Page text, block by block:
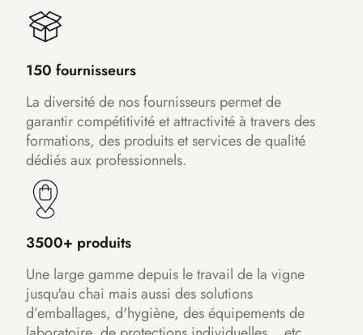
150 fournisseurs
La diversité de nos fournisseurs permet de
garantir compétitivité et attractivité à travers des
formations, des produits et services de qualité
dédiés aux professionnels.
3500+ produits
Une large gamme depuis le travail de la vigne
jusqu'au chai mais aussi des solutions
d’emballages, d'hygiène, des équipements de